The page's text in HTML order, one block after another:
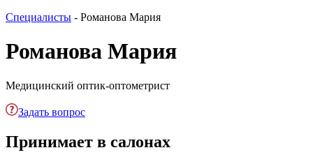
Специалисты - Романова Мария
Романова Мария
Медицинский оптик-оптометрист
Задать вопрос
Принимает в салонах